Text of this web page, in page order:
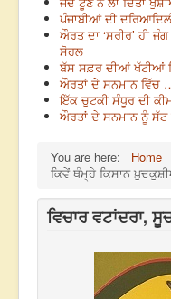
ਪੰਜਾਬੀਆਂ ਦੀ
ਔਰਤ ਦਾ ‘ਸਰੀਰ’ ਹੀ
ਸੋਹਲ
ਬੱਸ ਸਫ਼ਰ ਦੀਆਂ ਖੱਟੀਆਂ
ਔਰਤਾਂ ਦੇ ਸਨਮਾਨ ਵਿੱਚ
ਇੱਕ ਚੁਟਕੀ ਸੰਧੂਰ ਦੀ
ਔਰਤਾਂ ਦੇ ਸਨਮਾਨ ਨੂੰ
You are here: Home
ਕਿਵੇਂ ਥੰਮ੍ਹੇ ਕਿਸਾਨ
ਵਿਚਾਰ ਵਟਾਂਦਰਾ,